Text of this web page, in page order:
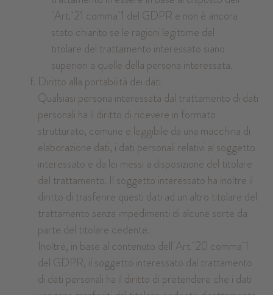
´Art. 21 comma 1 del GDPR e non è ancora
stato chiarito se le ragioni legittime del
titolare del trattamento interessato siano
superiori a quelle della persona interessata.
Diritto alla portabilità dei dati
Qualsiasi persona interessata dal trattamento di dati
personali ha il diritto di ricevere in formato
strutturato, comune e leggibile da una macchina di
elaborazione dati, i dati personali relativi al soggetto
interessato e da lei messi a disposizione del titolare
del trattamento. Il soggetto interessato ha inoltre il
diritto di trasferire questi dati ad un altro titolare del
trattamento senza impedimenti di alcune sorte da
parte del titolare cedente.
Inoltre, in base al contenuto dell´Art. 20 comma 1
del GDPR, il soggetto interessato dal trattamento
di dati personali ha il diritto di pretendere che i dati